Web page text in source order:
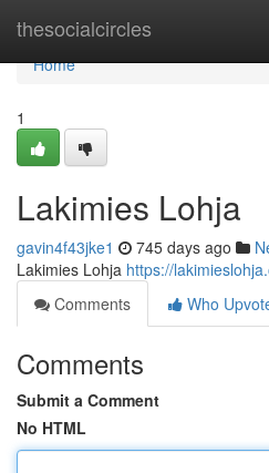
thesocialcircles
Home
Home
1
Lakimies Lohja
gavin4f43jke1 745 days ago
Lakimies Lohja https://
Comments
Who
Comments
Submit a Comment
No HTML